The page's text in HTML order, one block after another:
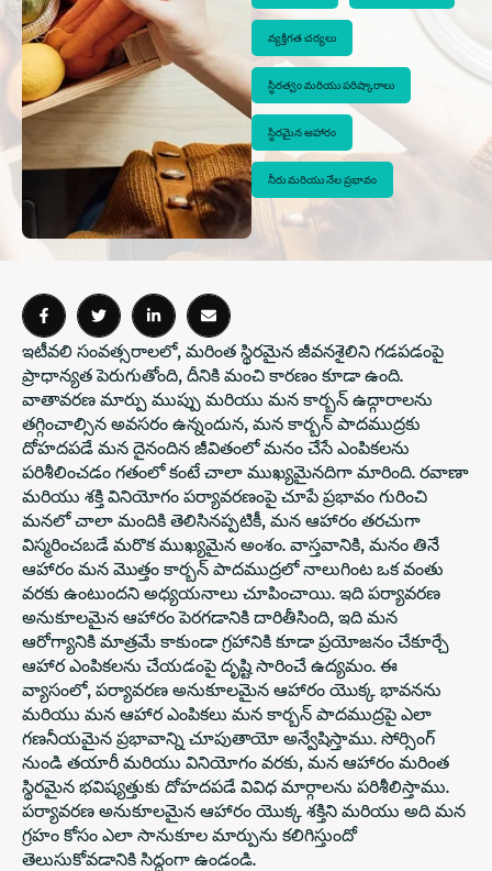
వ్యక్తిగత చర్యలు
స్థిరత్వం మరియు పరిష్కారాలు
స్థిరమైన ఆహారం
నీరు మరియు నేల ప్రభావం
ఇటీవలి సంవత్సరాలలో, మరింత స్థిరమైన జీవనశైలిని గడపడంపై
ప్రాధాన్యత పెరుగుతోంది, దీనికి మంచి కారణం కూడా ఉంది.
వాతావరణ మార్పు ముప్పు మరియు మన కార్బన్ ఉద్గారాలను
తగ్గించాల్సిన అవసరం ఉన్నందున, మన కార్బన్ పాదముద్రకు
దోహదపడే మన దైనందిన జీవితంలో మనం చేసే ఎంపికలను
పరిశీలించడం గతంలో కంటే చాలా ముఖ్యమైనదిగా మారింది. రవాణా
మరియు శక్తి వినియోగం పర్యావరణంపై చూపే ప్రభావం గురించి
మనలో చాలా మందికి తెలిసినప్పటికీ, మన ఆహారం తరచుగా
విస్మరించబడే మరొక ముఖ్యమైన అంశం. వాస్తవానికి, మనం తినే
ఆహారం మన మొత్తం కార్బన్ పాదముద్రలో నాలుగింట ఒక వంతు
వరకు ఉంటుందని అధ్యయనాలు చూపించాయి. ఇది పర్యావరణ
అనుకూలమైన ఆహారం పెరగడానికి దారితీసింది, ఇది మన
ఆరోగ్యానికి మాత్రమే కాకుండా గ్రహానికి కూడా ప్రయోజనం చేకూర్చే
ఆహార ఎంపికలను చేయడంపై దృష్టి సారించే ఉద్యమం. ఈ
వ్యాసంలో, పర్యావరణ అనుకూలమైన ఆహారం యొక్క భావనను
మరియు మన ఆహార ఎంపికలు మన కార్బన్ పాదముద్రపై ఎలా
గణనీయమైన ప్రభావాన్ని చూపుతాయో అన్వేషిస్తాము. సోర్సింగ్
నుండి తయారీ మరియు వినియోగం వరకు, మన ఆహారం మరింత
స్థిరమైన భవిష్యత్తుకు దోహదపడే వివిధ మార్గాలను పరిశీలిస్తాము.
పర్యావరణ అనుకూలమైన ఆహారం యొక్క శక్తిని మరియు అది మన
గ్రహం కోసం ఎలా సానుకూల మార్పును కలిగిస్తుందో
తెలుసుకోవడానికి సిద్ధంగా ఉండండి.